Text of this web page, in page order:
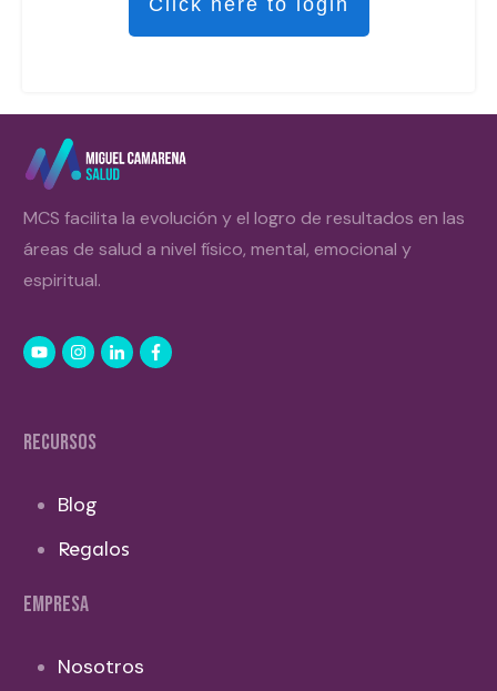
MCS facilita la evolución y el logro de resultados en las
áreas de salud a nivel físico, mental, emocional y
espiritual.
RECURSOS
Blog
Regalos
EMPRESA
Nosotros